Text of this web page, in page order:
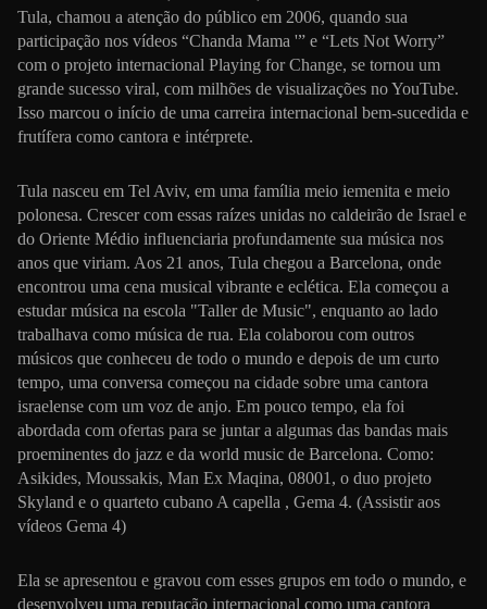
Tula, chamou a atenção do público em 2006, quando sua
participação nos vídeos “Chanda Mama '” e “Lets Not Worry”
com o projeto internacional Playing for Change, se tornou um
grande sucesso viral, com milhões de visualizações no YouTube.
Isso marcou o início de uma carreira internacional bem-sucedida e
frutífera como cantora e intérprete.
Tula nasceu em Tel Aviv, em uma família meio iemenita e meio
polonesa. Crescer com essas raízes unidas no caldeirão de Israel e
do Oriente Médio influenciaria profundamente sua música nos
anos que viriam. Aos 21 anos, Tula chegou a Barcelona, ​​onde
encontrou uma cena musical vibrante e eclética. Ela começou a
estudar música na escola "Taller de Music", enquanto ao lado
trabalhava como música de rua. Ela colaborou com outros
músicos que conheceu de todo o mundo e depois de um curto
tempo, uma conversa começou na cidade sobre uma cantora
israelense com um voz de anjo. Em pouco tempo, ela foi
abordada com ofertas para se juntar a algumas das bandas mais
proeminentes do jazz e da world music de Barcelona. Como:
Asikides, Moussakis, Man Ex Maqina, 08001, o duo projeto
Skyland e o quarteto cubano A capella , Gema 4. (Assistir aos
vídeos Gema 4)
Ela se apresentou e gravou com esses grupos em todo o mundo, e
desenvolveu uma reputação internacional como uma cantora